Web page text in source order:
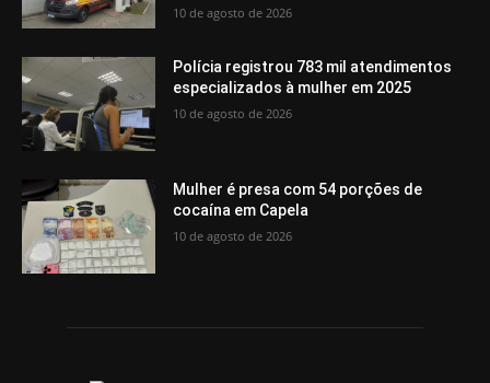
10 de agosto de 2026
Polícia registrou 783 mil atendimentos
especializados à mulher em 2025
10 de agosto de 2026
Mulher é presa com 54 porções de
cocaína em Capela
10 de agosto de 2026